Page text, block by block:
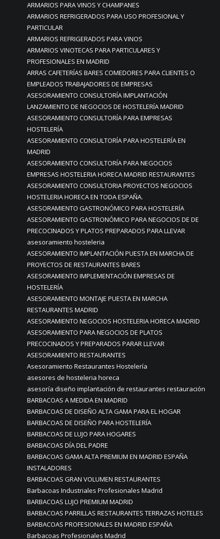
ARMARIOS PARA VINOS Y CHAMPANES
ARMARIOS REFRIGERADOS PARA USO PROFESIONAL Y
PARTICULAR
ARMARIOS REFRIGERADOS PARA VINOS
ARMARIOS VINOTECAS PARA PARTICULARES Y
PROFESIONALES EN MADRID
ARRAS CAFETERÍAS BARES COMEDORES PARA CLIENTES O
EMPLEADOS TRABAJADORES DE EMPRESAS
ASESORAMIENTO CONSULTORÍA IMPLANTACIÓN
LANZAMIENTO DE NEGOCIOS DE HOSTELERÍA MADRID
ASESORAMIENTO CONSULTORÍA PARA EMPRESAS
HOSTELERÍA
ASESORAMIENTO CONSULTORÍA PARA HOSTELERÍA EN
MADRID
ASESORAMIENTO CONSULTORÍA PARA NEGOCIOS
EMPRESAS HOSTELERIA HORECA MADRID RESTAURANTES
ASESORAMIENTO CONSULTORIA PROYECTOS NEGOCIOS
HOSTELERIA HORECA EN TODA ESPAÑA.
ASESORAMIENTO GASTRONÓMICO PARA HOSTELERÍA
ASESORAMIENTO GASTRONÓMICO PARA NEGOCIOS DE DE
PRECOCINADOS Y PLATOS PREPARADOS PARA LLEVAR
asesoramiento hosteleria
ASESORAMIENTO IMPLANTACIÓN PUESTA EN MARCHA DE
PROYECTOS DE RESTAURANTES BARES
ASESORAMIENTO IMPLEMENTACIÓN EMPRESAS DE
HOSTELERÍA
ASESORAMIENTO MONTAJE PUESTA EN MARCHA
RESTAURANTES MADRID
ASESORAMIENTO NEGOCIOS HOSTELERIA HORECA MADRID
ASESORAMIENTO PARA NEGOCIOS DE PLATOS
PRECOCINADOS Y PREPARADOS PARAR LLEVAR
ASESORAMIENTO RESTAURANTES
Asesoramiento Restaurantes Hostelería
asesores de hosteleria horeca
asesoría diseño implantación de restaurantes restauración
BARBACOAS A MEDIDA EN MADRID
BARBACOAS DE DISEÑO ALTA GAMA PARA EL HOGAR
BARBACOAS DE DISEÑO PARA HOSTELERÍA
BARBACOAS DE LUJO PARA HOGARES
BARBACOAS DÍA DEL PADRE
BARBACOAS GAMA ALTA PREMIUM EN MADRID ESPAÑA
INSTALADORES
BARBACOAS GRAN VOLUMEN RESTAURANTES
Barbacoas Industriales Profesionales Madrid
BARBACOAS LUJO PREMIUM MADRID
BARBACOAS PARRILLAS RESTAURANTES TERRAZAS HOTELES
BARBACOAS PROFESIONALES EN MADRID ESPAÑA
Barbacoas Profesionales Madrid